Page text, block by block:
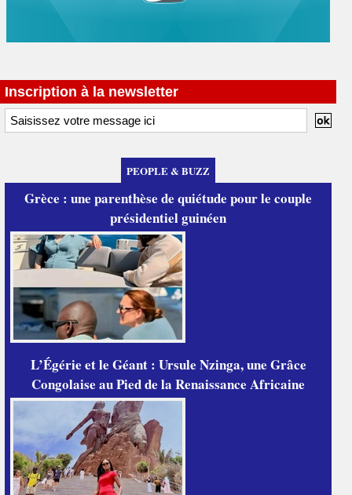
Inscription à la newsletter
PEOPLE & BUZZ
Grèce : une parenthèse de quiétude pour le couple
présidentiel guinéen
L’Égérie et le Géant : Ursule Nzinga, une Grâce
Congolaise au Pied de la Renaissance Africaine